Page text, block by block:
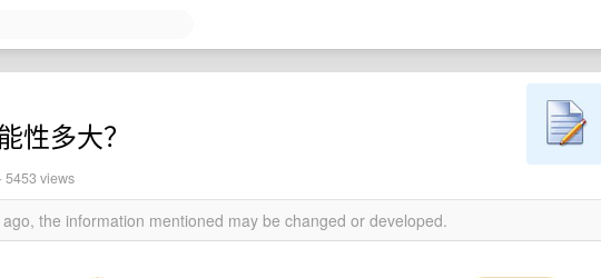
性多大？
· 5453 views
the information mentioned may be changed or developed.